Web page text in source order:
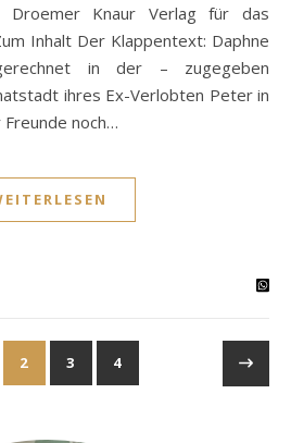
Knaur Verlag für das
Inhalt Der Klappentext: Daphne
in der – zugegeben
ihres Ex-Verlobten Peter in
noch…
2 3 4